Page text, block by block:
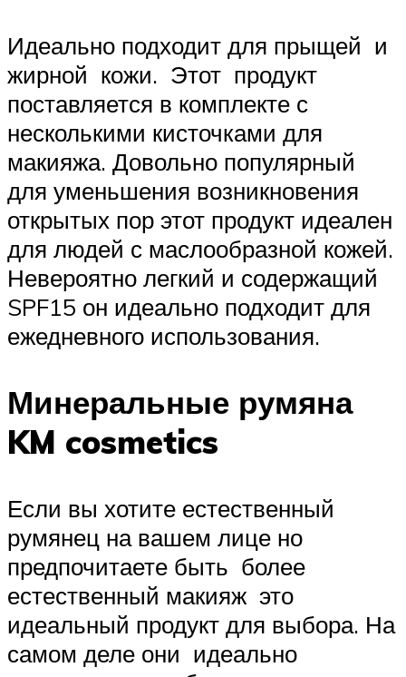
Идеально подходит для прыщей и
жирной кожи. Этот продукт
поставляется в комплекте с
несколькими кисточками для
макияжа. Довольно популярный
для уменьшения возникновения
открытых пор этот продукт идеален
для людей с маслообразной кожей.
Невероятно легкий и содержащий
SPF15 он идеально подходит для
ежедневного использования.
Минеральные румяна
KM cosmetics
Если вы хотите естественный
румянец на вашем лице но
предпочитаете быть более
естественный макияж это
идеальный продукт для выбора. На
самом деле они идеально